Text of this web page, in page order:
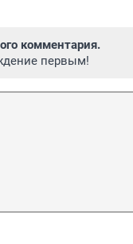
комментария.
первым!